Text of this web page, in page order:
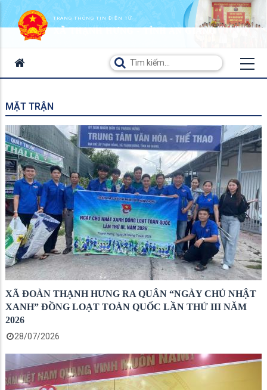
TRANG THÔNG TIN ĐIỆN TỬ
XÃ THẠNH HƯNG - TỈNH AN GIANG
MẶT TRẬN
XÃ ĐOÀN THẠNH HƯNG RA QUÂN “NGÀY CHỦ NHẬT
XANH” ĐỒNG LOẠT TOÀN QUỐC LẦN THỨ III NĂM
2026
28/07/2026